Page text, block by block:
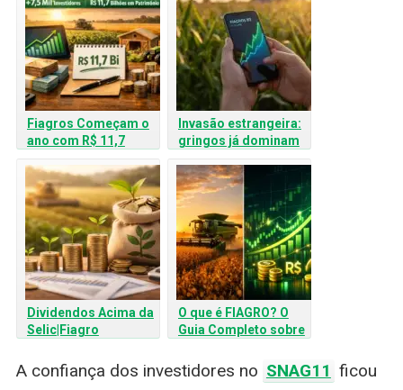
Fiagros Começam o
ano com R$ 11,7
Bilhões e com 7,5 mil
investidores
Invasão estrangeira:
gringos já dominam
quase 25% do giro
dos Fiagros na B3
Dividendos Acima da
Selic|Fiagro
Investidores
O que é FIAGRO? O
Guia Completo sobre
Investimento nas
Cadeias
A confiança dos investidores no SNAG11 ficou